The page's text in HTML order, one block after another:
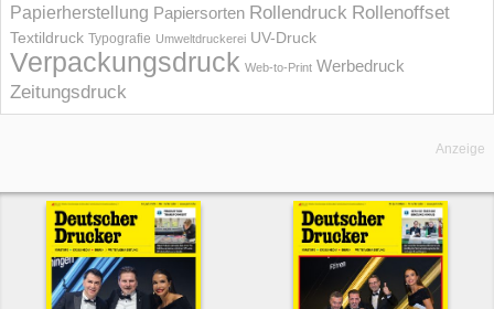
Papierherstellung Papiersorten Rollendruck Rollenoffset
Textildruck Typografie Umweltdruckerei UV-Druck
Verpackungsdruck Web-to-Print Werbedruck
Zeitungsdruck
Anzeige